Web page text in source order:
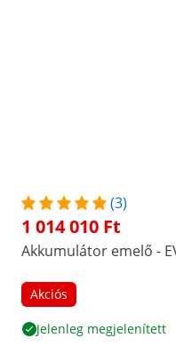
(3)
1 014 010 Ft
Akkumulátor emelő -
Akciós
Jelenleg megjelenített